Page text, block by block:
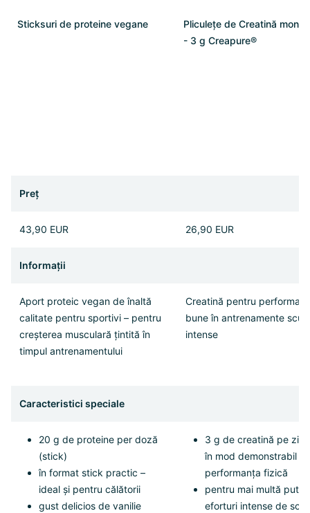
Sticksuri de proteine vegane
Pliculețe de Creatină
- 3 g Creapure®
Preț
43,90 EUR 26,90 EUR
Informații
Aport proteic vegan de înaltă
calitate pentru sportivi – pentru
creșterea musculară țintită în
timpul antrenamentului
Creatină pentru
bune în antrenamente
intense
Caracteristici speciale
20 g de proteine per doză
(stick)
în format stick practic –
ideal și pentru călătorii
gust delicios de vanilie
3 g de creatină pe zi
în mod demonstrabil
performanța fizică
pentru mai multă
eforturi intense de